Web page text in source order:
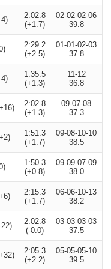
2:02.8
(+1.7)
02-02-02-06
39.8
2:29.2
(+2.5)
01-01-02-03
37.8
1:35.5
(+1.3)
11-12
36.8
2:02.8
(+1.3)
09-07-08
37.3
1:51.3
(+1.7)
09-08-10-10
38.5
1:50.3
(+0.8)
09-09-07-09
38.0
2:15.3
(+1.7)
06-06-10-13
38.2
2:02.8
(-0.0)
03-03-03-03
37.5
2:05.3
(+2.2)
05-05-05-10
39.5